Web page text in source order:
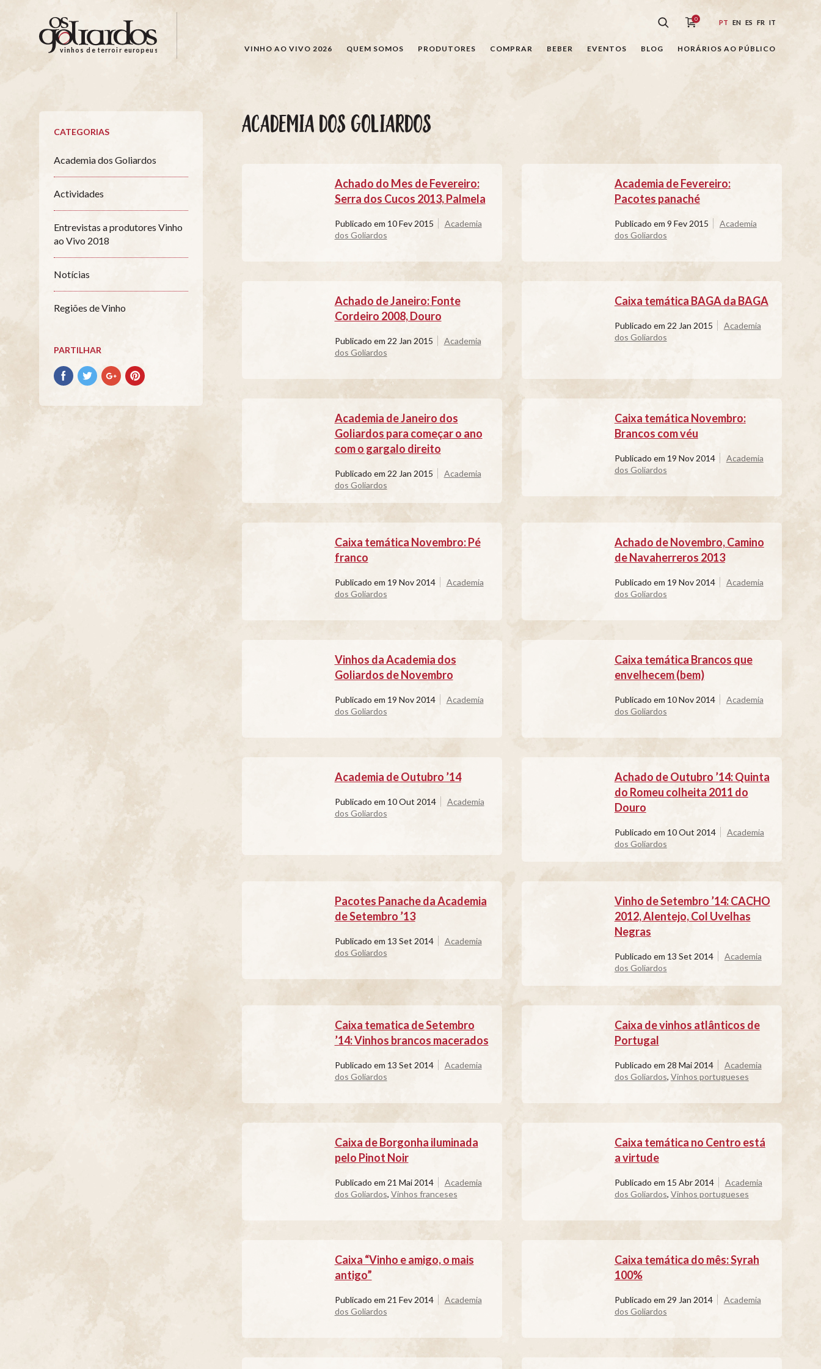
Os
Goliardos
Vinhos
vinhos de terroir europeus
0 PT EN ES FR IT
VINHO AO VIVO 2026 QUEM SOMOS PRODUTORES COMPRAR BEBER EVENTOS BLOG HORÁRIOS AO PÚBLICO
CATEGORIAS
Academia dos Goliardos
Actividades
Entrevistas a produtores Vinho
ao Vivo 2018
Notícias
Regiões de Vinho
PARTILHAR
Partilhar
no
Partilhar
no
Partilhar
no
Partilhar
no
ACADEMIA DOS GOLIARDOS
Achado do Mes de Fevereiro:
Serra dos Cucos 2013, Palmela
Publicado em 10 Fev 2015
Academia
dos Goliardos
Academia de Fevereiro:
Pacotes panaché
Publicado em 9 Fev 2015
Academia
dos Goliardos
Achado de Janeiro: Fonte
Cordeiro 2008, Douro
Publicado em 22 Jan 2015
Academia
dos Goliardos
Caixa temática BAGA da BAGA
Publicado em 22 Jan 2015
Academia
dos Goliardos
Academia de Janeiro dos
Goliardos para começar o ano
com o gargalo direito
Publicado em 22 Jan 2015
Academia
dos Goliardos
Caixa temática Novembro:
Brancos com véu
Publicado em 19 Nov 2014
Academia
dos Goliardos
Caixa temática Novembro: Pé
franco
Publicado em 19 Nov 2014
Academia
dos Goliardos
Achado de Novembro, Camino
de Navaherreros 2013
Publicado em 19 Nov 2014
Academia
dos Goliardos
Vinhos da Academia dos
Goliardos de Novembro
Publicado em 19 Nov 2014
Academia
dos Goliardos
Caixa temática Brancos que
envelhecem (bem)
Publicado em 10 Nov 2014
Academia
dos Goliardos
Academia de Outubro ’14
Publicado em 10 Out 2014
Academia
dos Goliardos
Achado de Outubro ’14: Quinta
do Romeu colheita 2011 do
Douro
Publicado em 10 Out 2014
Academia
dos Goliardos
Pacotes Panache da Academia
de Setembro ’13
Publicado em 13 Set 2014
Academia
dos Goliardos
Vinho de Setembro ’14: CACHO
2012, Alentejo, Col Uvelhas
Negras
Publicado em 13 Set 2014
Academia
dos Goliardos
Caixa tematica de Setembro
’14: Vinhos brancos macerados
Publicado em 13 Set 2014
Academia
dos Goliardos
Caixa de vinhos atlânticos de
Portugal
Publicado em 28 Mai 2014
Academia
dos Goliardos, Vinhos portugueses
Caixa de Borgonha iluminada
pelo Pinot Noir
Publicado em 21 Mai 2014
Academia
dos Goliardos, Vinhos franceses
Caixa temática no Centro está
a virtude
Publicado em 15 Abr 2014
Academia
dos Goliardos, Vinhos portugueses
Caixa “Vinho e amigo, o mais
antigo”
Publicado em 21 Fev 2014
Academia
dos Goliardos
Caixa temática do mês: Syrah
100%
Publicado em 29 Jan 2014
Academia
dos Goliardos